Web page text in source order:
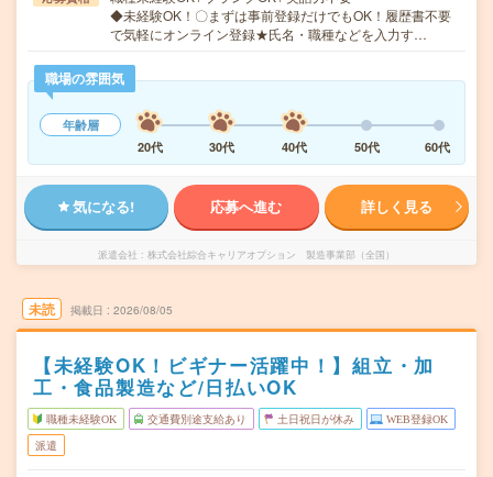
◆未経験OK！〇まずは事前登録だけでもOK！履歴書不要
で気軽にオンライン登録★氏名・職種などを入力す…
職場の雰囲気
年齢層
20代
30代 40代 50代 60代
気になる! 応募へ進む 詳しく見る
派遣会社 株式会社綜合キャリアオプション 製造事業部（全国）
未読 掲載日 2026/08/05
【未経験OK！ビギナー活躍中！】組立・加
工・食品製造など/日払いOK
職種未経験OK 交通費別途支給あり 土日祝日が休み WEB登録OK
派遣